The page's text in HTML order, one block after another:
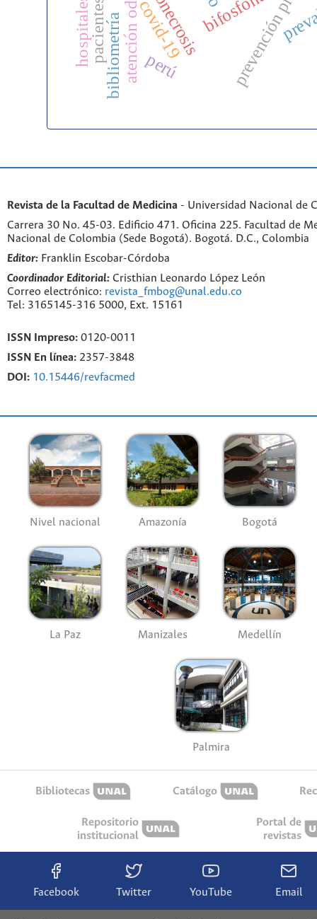
covid-19
bibliometría
pacientes
perú
Revista de la Facultad de Medicina - Universidad Nacional de
Carrera 30 No. 45-03. Edificio 471. Oficina 225. Facultad de
Nacional de Colombia (Sede Bogotá). Bogotá. D.C., Colombia
Editor: Franklin Escobar-Córdoba
Coordinador Editorial: Cristhian Leonardo López León
Correo electrónico: revista_fmbog@unal.edu.co
Tel: 3165145-316 5000, Ext. 15161
ISSN Impreso: 0120-0011
ISSN En línea: 2357-3848
DOI: 10.15446/revfacmed
Nivel nacional Amazonía Bogotá
La Paz Manizales Medellín
Palmira
Bibliotecas Catálogo
Repositorio
institucional
Portal de
revistas
Facebook Twitter YouTube Email